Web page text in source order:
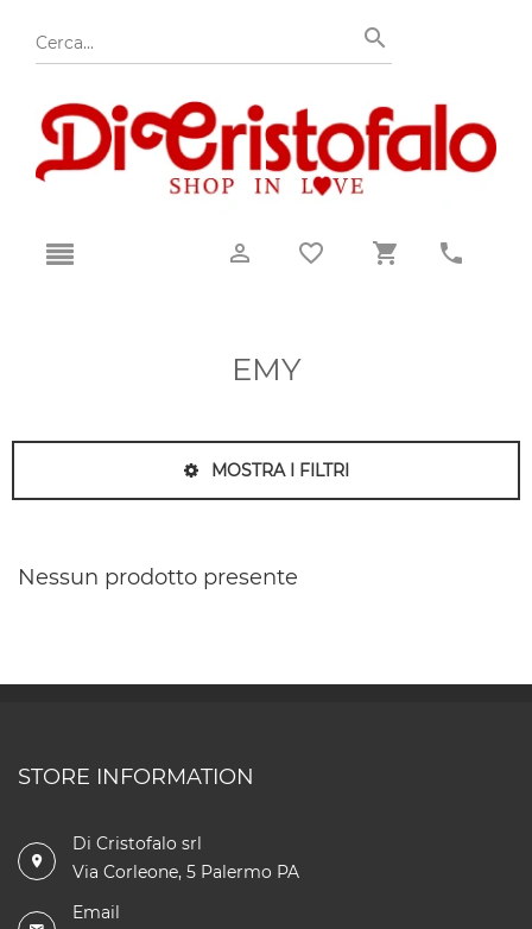
EMY
MOSTRA I FILTRI
Nessun prodotto presente
STORE INFORMATION
Di Cristofalo srl
Via Corleone, 5 Palermo PA
Email